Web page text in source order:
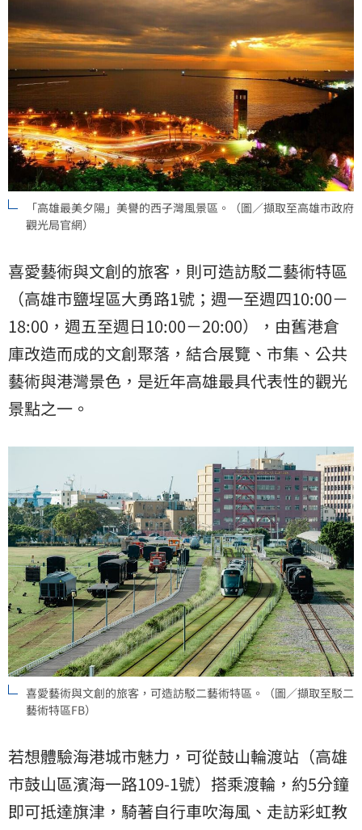
「高雄最美夕陽」美譽的西子灣風景區。（圖／擷取至高雄市政府
觀光局官網）
喜愛藝術與文創的旅客，則可造訪駁二藝術特區
（高雄市鹽埕區大勇路1號；週一至週四10:00－
18:00，週五至週日10:00－20:00），由舊港倉
庫改造而成的文創聚落，結合展覽、市集、公共
藝術與港灣景色，是近年高雄最具代表性的觀光
景點之一。
喜愛藝術與文創的旅客，可造訪駁二藝術特區。（圖／擷取至駁二
藝術特區FB）
若想體驗海港城市魅力，可從鼓山輪渡站（高雄
市鼓山區濱海一路109-1號）搭乘渡輪，約5分鐘
即可抵達旗津，騎著自行車吹海風、走訪彩虹教